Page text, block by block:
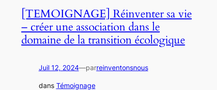
[TEMOIGNAGE] Réinventer sa vie
– créer une association dans le
domaine de la transition écologique
Juil 12, 2024—parreinventonsnous
dans Témoignage